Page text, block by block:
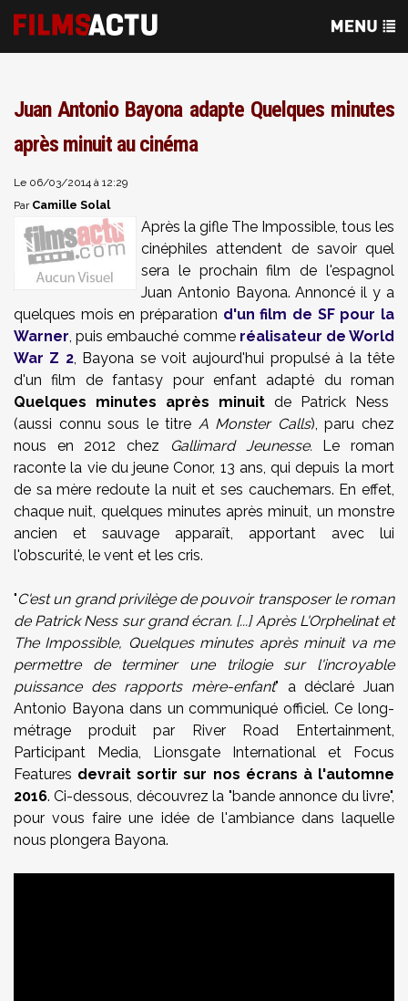
Juan Antonio Bayona adapte Quelques minutes
après minuit au cinéma
Le 06/03/2014 à 12:29
Par Camille Solal
Après la gifle The Impossible, tous les
cinéphiles attendent de savoir quel
sera le prochain film de l'espagnol
Juan Antonio Bayona. Annoncé il y a
quelques mois en préparation d'un film de SF pour la
Warner, puis embauché comme réalisateur de World
War Z 2, Bayona se voit aujourd'hui propulsé à la tête
d'un film de fantasy pour enfant adapté du roman
Quelques minutes après minuit de Patrick Ness
(aussi connu sous le titre A Monster Calls), paru chez
nous en 2012 chez
Gallimard Jeunesse.Le roman
raconte la vie du jeune Conor, 13 ans, qui depuis la mort
de sa mère redoute la nuit et ses cauchemars. En effet,
chaque nuit, quelques minutes après minuit, un monstre
ancien et sauvage apparaît, apportant avec lui
l'obscurité, le vent et les cris.
"C'est un grand privilège de pouvoir transposer le roman
de Patrick Ness sur grand écran. [...] Après L'Orphelinat et
The Impossible, Quelques minutes après minuit va me
permettre de terminer une trilogie sur l'incroyable
puissance des rapports mère-enfant" a déclaré Juan
Antonio Bayona dans un communiqué officiel. Ce long-
métrage produit par River Road Entertainment,
Participant Media, Lionsgate International et Focus
Features devrait sortir sur nos écrans à l'automne
2016. Ci-dessous, découvrez la "bande annonce du livre",
pour vous faire une idée de l'ambiance dans laquelle
nous plongera Bayona.